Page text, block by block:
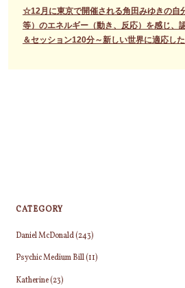
☆12月に東京で開催される角田みゆきの自
等）のエネルギー（動き、反応）を感じ、
＆セッション120分～新しい世界に適応し
CATEGORY
Daniel McDonald(243)
Psychic Medium Bill(11)
Katherine(23)